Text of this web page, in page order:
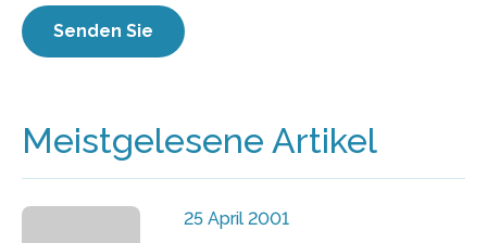
Meistgelesene Artikel
25 April 2001